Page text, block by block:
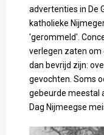
advertenties in De
katholieke
'gerommeld'.
verlegen zaten om
dan bevrijd zijn:
gevochten. Soms
gebeurde meestal
Dag Nijmeegse